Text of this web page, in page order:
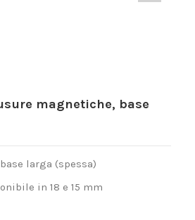
magnetiche, base
larga (spessa)
in 18 e 15 mm